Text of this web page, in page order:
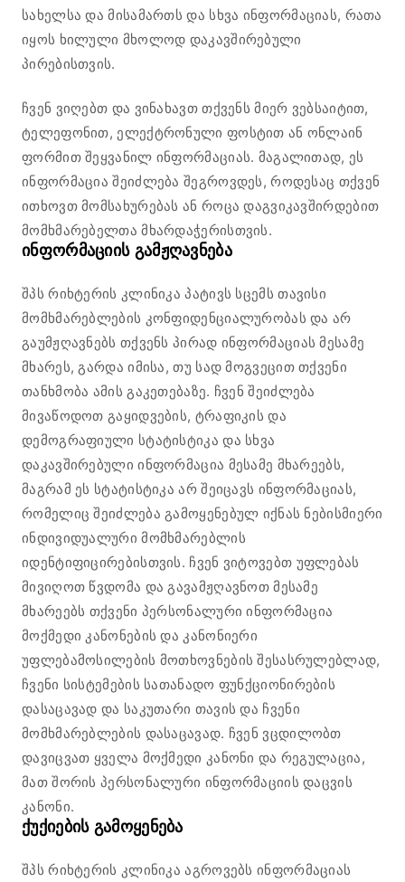
სახელსა და მისამართს და სხვა ინფორმაციას, რათა
იყოს ხილული მხოლოდ დაკავშირებული
პირებისთვის.
ჩვენ ვიღებთ და ვინახავთ თქვენს მიერ ვებსაიტით,
ტელეფონით, ელექტრონული ფოსტით ან ონლაინ
ფორმით შეყვანილ ინფორმაციას. მაგალითად, ეს
ინფორმაცია შეიძლება შეგროვდეს, როდესაც თქვენ
ითხოვთ მომსახურებას ან როცა დაგვიკავშირდებით
მომხმარებელთა მხარდაჭერისთვის.
ინფორმაციის გამჟღავნება
შპს რიხტერის კლინიკა პატივს სცემს თავისი
მომხმარებლების კონფიდენციალურობას და არ
გაუმჟღავნებს თქვენს პირად ინფორმაციას მესამე
მხარეს, გარდა იმისა, თუ სად მოგვეცით თქვენი
თანხმობა ამის გაკეთებაზე. ჩვენ შეიძლება
მივაწოდოთ გაყიდვების, ტრაფიკის და
დემოგრაფიული სტატისტიკა და სხვა
დაკავშირებული ინფორმაცია მესამე მხარეებს,
მაგრამ ეს სტატისტიკა არ შეიცავს ინფორმაციას,
რომელიც შეიძლება გამოყენებულ იქნას ნებისმიერი
ინდივიდუალური მომხმარებლის
იდენტიფიცირებისთვის. ჩვენ ვიტოვებთ უფლებას
მივიღოთ წვდომა და გავამჟღავნოთ მესამე
მხარეებს თქვენი პერსონალური ინფორმაცია
მოქმედი კანონების და კანონიერი
უფლებამოსილების მოთხოვნების შესასრულებლად,
ჩვენი სისტემების სათანადო ფუნქციონირების
დასაცავად და საკუთარი თავის და ჩვენი
მომხმარებლების დასაცავად. ჩვენ ვცდილობთ
დავიცვათ ყველა მოქმედი კანონი და რეგულაცია,
მათ შორის პერსონალური ინფორმაციის დაცვის
კანონი.
ქუქიების გამოყენება
შპს რიხტერის კლინიკა აგროვებს ინფორმაციას